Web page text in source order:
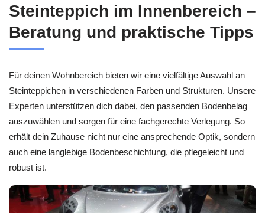
Steinteppich im Innenbereich –
Beratung und praktische Tipps
Für deinen Wohnbereich bieten wir eine vielfältige Auswahl an
Steinteppichen in verschiedenen Farben und Strukturen. Unsere
Experten unterstützen dich dabei, den passenden Bodenbelag
auszuwählen und sorgen für eine fachgerechte Verlegung. So
erhält dein Zuhause nicht nur eine ansprechende Optik, sondern
auch eine langlebige Bodenbeschichtung, die pflegeleicht und
robust ist.